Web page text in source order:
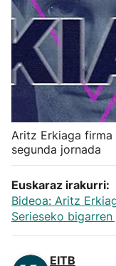
Ciclismo
Herri-kirolak
Balonmano
Kirolak 360
Atletismo
Carreras de
Más deportes
Aritz Erkiaga firma
segunda jornada
Euskaraz irakurri:
Bideoa: Aritz
Serieseko
EITB